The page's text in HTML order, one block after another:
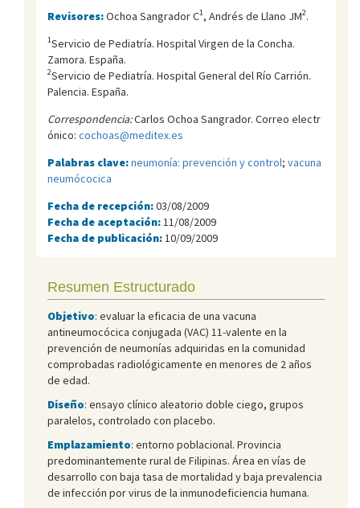
Revisores:Ochoa Sangrador C1, Andrés de Llano JM2.
1Servicio de Pediatría. Hospital Virgen de la Concha.
Zamora. España.
2Servicio de Pediatría. Hospital General del Río Carrión.
Palencia. España.
Correspondencia:Carlos Ochoa Sangrador. Correo electr
ónico: cochoas@meditex.es
Palabras clave:neumonía: prevención y control; vacuna
neumócocica
Fecha de recepción:03/08/2009
Fecha de aceptación: 11/08/2009
Fecha de publicación: 10/09/2009
Resumen Estructurado
Objetivo: evaluar la eficacia de una vacuna
antineumocócica conjugada (VAC) 11-valente en la
prevención de neumonías adquiridas en la comunidad
comprobadas radiológicamente en menores de 2 años
de edad.
Diseño: ensayo clínico aleatorio doble ciego, grupos
paralelos, controlado con placebo.
Emplazamiento: entorno poblacional. Provincia
predominantemente rural de Filipinas. Área en vías de
desarrollo con baja tasa de mortalidad y baja prevalencia
de infección por virus de la inmunodeficiencia humana.